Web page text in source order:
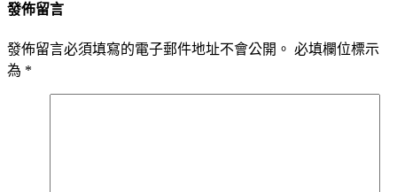
發佈留言
發佈留言必須填寫的電子郵件地址不會公開。 必填欄位標示
為 *